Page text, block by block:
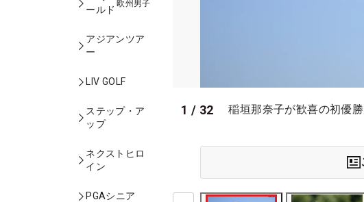
ールド
欧州男子
アジアンツア
ー
LIV GOLF
ステップ・ア
ップ
ネクストヒロ
イン
PGAシニア
1 / 32 稲垣那奈子が歓喜の初優